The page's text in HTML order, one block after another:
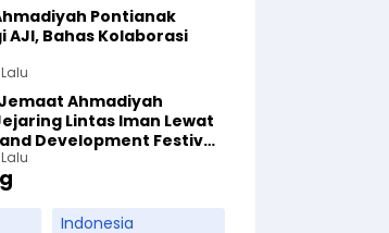
Pontianak
AJI, Bahas Kolaborasi
Ahmadiyah
Lintas Iman Lewat
Development Festival
Indonesia